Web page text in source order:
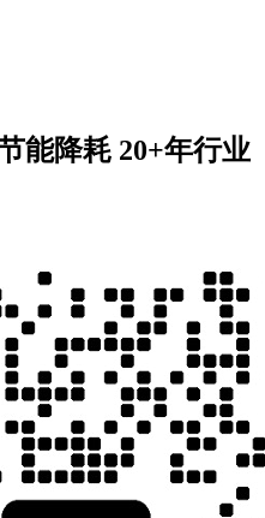
能降耗 20+年行业